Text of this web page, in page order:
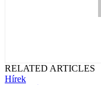
RELATED ARTICLES
Hírek